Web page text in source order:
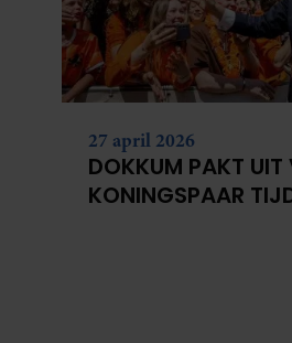
27 april 2026
DOKKUM PAKT UIT
KONINGSPAAR